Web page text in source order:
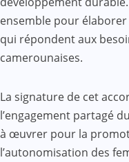
ensemble pour
qui répondent aux
camerounaises.
La signature de cet
l’engagement partagé
à œuvrer pour la
l’autonomisation des